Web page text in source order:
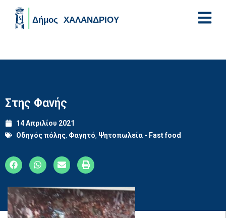
Στης Φανής
14 Απριλίου 2021
Οδηγός πόλης, Φαγητό, Ψητοπωλεία - Fast food